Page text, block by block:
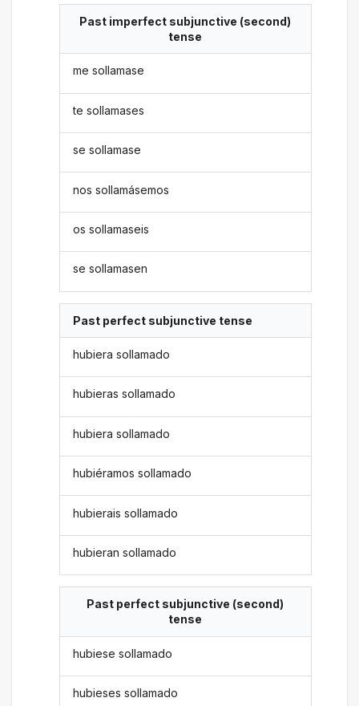
Past imperfect subjunctive (second)
tense
me sollamase
te sollamases
se sollamase
nos sollamásemos
os sollamaseis
se sollamasen
Past perfect subjunctive tense
hubiera sollamado
hubieras sollamado
hubiera sollamado
hubiéramos sollamado
hubierais sollamado
hubieran sollamado
Past perfect subjunctive (second)
tense
hubiese sollamado
hubieses sollamado